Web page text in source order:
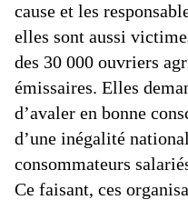
cause et les
elles sont aussi
des 30 000 ouvriers
émissaires. Elles
d’avaler en bonne
d’une inégalité
consommateurs
Ce faisant, ces